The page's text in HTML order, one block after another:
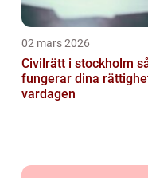
02 mars 2026
Civilrätt i stockholm så
fungerar dina
vardagen